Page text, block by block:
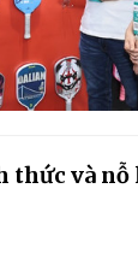
thức và